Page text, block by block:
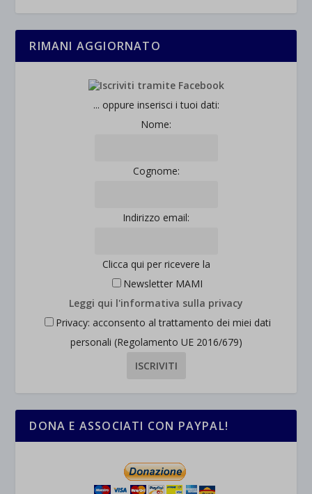
RIMANI AGGIORNATO
... oppure inserisci i tuoi dati:
Nome:
Cognome:
Indirizzo email:
Clicca qui per ricevere la
Newsletter MAMI
Leggi qui l'informativa sulla privacy
Privacy: acconsento al trattamento dei miei dati
personali (Regolamento UE 2016/679)
DONA E ASSOCIATI CON PAYPAL!